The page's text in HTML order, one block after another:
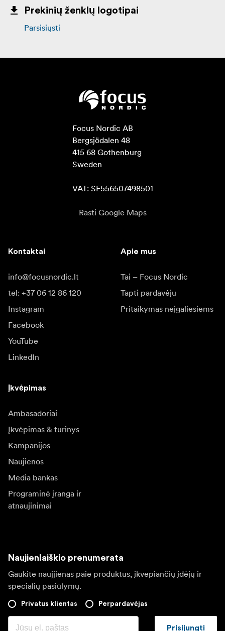
Prekinių ženklų logotipai
Parsisiųsti
Focus Nordic AB
Bergsjödalen 48
415 68 Gothenburg
Sweden
VAT: SE556507498501
Rasti Google Maps
Kontaktai
info@focusnordic.lt
tel: +37 06 12 86 120
Instagram
Facebook
YouTube
LinkedIn
Apie mus
Tai – Focus Nordic
Tapti pardavėju
Pritaikymas neįgaliesiems
Įkvėpimas
Ambasadoriai
Įkvėpimas & turinys
Kampanijos
Naujienos
Media bankas
Programinė įranga ir
atnaujinimai
Naujienlaiškio prenumerata
Gaukite naujjienas paie produktus, įkvepiančių įdėjų ir
specialių pasiūlymų.
Privatus klientas Perpardavėjas
Prisijungti